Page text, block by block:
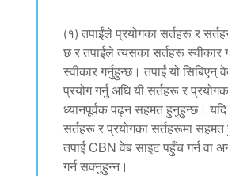
(१) तपाईंले प्रयोगका सर्तहरू र
छ र तपाईंले त्यसका सर्तहरू स्वीकार
स्वीकार गर्नुहुन्छ। तपाईं यो सिबिएन्
प्रयोग गर्नु अघि यी सर्तहरू र
ध्यानपूर्वक पढ्न सहमत हुनुहुन्छ। यदि
सर्तहरू र प्रयोगका सर्तहरूमा
तपाईं CBN वेब साइट पहुँच गर्न वा
गर्न सक्नुहुन्न।